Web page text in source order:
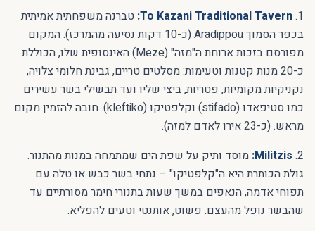
1.
To Kazani Traditional Tavern: טברנה משפחתית אמיתית
בכפר הסמוך Aradippou (כ-10 דקות נסיעה מהמרכז). המקום
מפורסם בזכות ארוחת ה"מזה" (Meze) האינסופית שלו, הכוללת
כ-20 מנות קטנות וטעימות: מסלטים טריים, גבינת חלומי צלויה,
נקניקיות מקומיות, פטריות, ביצי שליו ועד תבשילי בשר עשירים
כמו סטיפאדו (stifado) וקלפטיקו (kleftiko). חובה להזמין מקום
מראש. (כ-23 אירו לאדם למזה).
2.
Militzis: מוסד ותיק על שפת הים שמתמחה במנות מהתנור.
גולת הכותרת היא ה"קלפטיקו" – נתחי בשר כבש או טלה עם
תפוחי אדמה, הנאפים במשך שעות בתנורי חימר מסורתיים עד
שהבשר נופל מהעצם. פשוט, אותנטי וטעים להפליא.